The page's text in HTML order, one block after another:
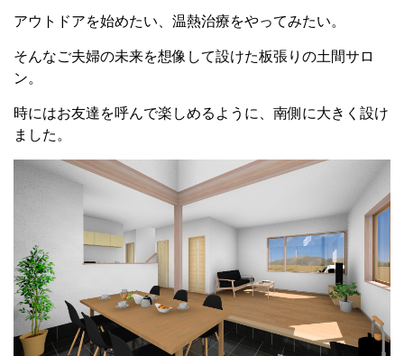
アウトドアを始めたい、温熱治療をやってみたい。
そんなご夫婦の未来を想像して設けた板張りの土間サロ
ン。
時にはお友達を呼んで楽しめるように、南側に大きく設け
ました。